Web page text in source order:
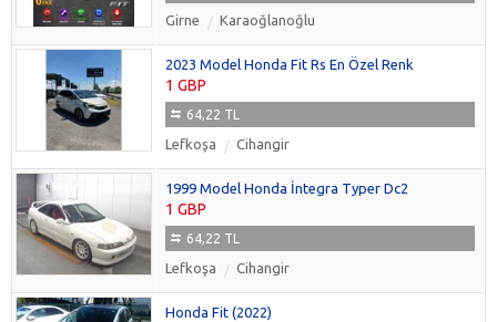
Girne Karaoğlanoğlu
2023 Model Honda Fit Rs En Özel Renk
1 GBP
64,22 TL
Lefkoşa Cihangir
1999 Model Honda İntegra Typer Dc2
1 GBP
64,22 TL
Lefkoşa Cihangir
Honda Fit (2022)